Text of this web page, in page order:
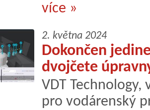
více »
2. května 2024
Dokončen
dvojčete
VDT
pro vodárenský